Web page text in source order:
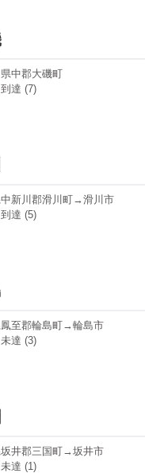
中郡大磯町
達 (7)
新川郡滑川町→滑川市
達 (5)
至郡輪島町→輪島市
達 (3)
井郡三国町→坂井市
達 (1)